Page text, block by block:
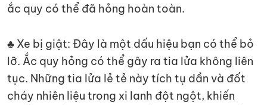
ắc quy có thể đã hỏng hoàn toàn.
♣ Xe bị giật: Đây là một dấu hiệu bạn có thể bỏ
lỡ. Ắc quy hỏng có thể gây ra tia lửa không liên
tục. Những tia lửa lẻ tẻ này tích tụ dần và đốt
cháy nhiên liệu trong xi lanh đột ngột, khiến